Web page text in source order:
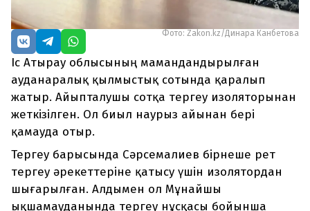
Фото: Zakon.kz/Динара Канбетова
Іс Атырау облысының мамандандырылған
ауданаралық қылмыстық сотында қаралып
жатыр. Айыпталушы сотқа тергеу изоляторынан
жеткізілген. Ол биыл наурыз айынан бері
қамауда отыр.
Тергеу барысында Сәрсемалиев бірнеше рет
тергеу әрекеттеріне қатысу үшін изолятордан
шығарылған. Алдымен ол Мұнайшы
ықшамауданында тергеу нұсқасы бойынша